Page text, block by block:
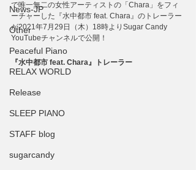
News-JP
Other
Peaceful Piano
RELAX WORLD
Release
SLEEP PIANO
STAFF blog
sugarcandy
で唯一無二の女性アーティストの「Chara」をフィ
ーチャーした『水中都市 feat. Chara』のトレーラー
が2021年7月29日（木）18時よりSugar Candy
YouTubeチャンネルで公開！
『水中都市 feat. Chara』トレーラー